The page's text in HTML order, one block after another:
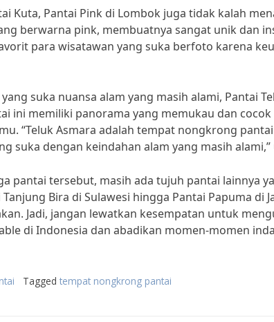
Kuta, Pantai Pink di Lombok juga tidak kalah
berwarna pink, membuatnya sangat unik dan
para wisatawan yang suka berfoto karena
suka nuansa alam yang masih alami, Pantai
ini memiliki panorama yang memukau dan
“Teluk Asmara adalah tempat nongkrong
suka dengan keindahan alam yang masih
pantai tersebut, masih ada tujuh pantai lainnya
Bira di Sulawesi hingga Pantai Papuma di
Jadi, jangan lewatkan kesempatan untuk
di Indonesia dan abadikan momen-momen
Tagged tempat nongkrong pantai